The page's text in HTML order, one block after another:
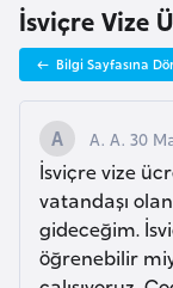
V
i
z
e
İ
ş
l
e
m
l
İsviçre Vize
Bilgi Sayfasına
A. A. 30
İsviçre vize
vatandaşı
gideceğim.
öğrenebilir
A
u
s
t
u
r
y